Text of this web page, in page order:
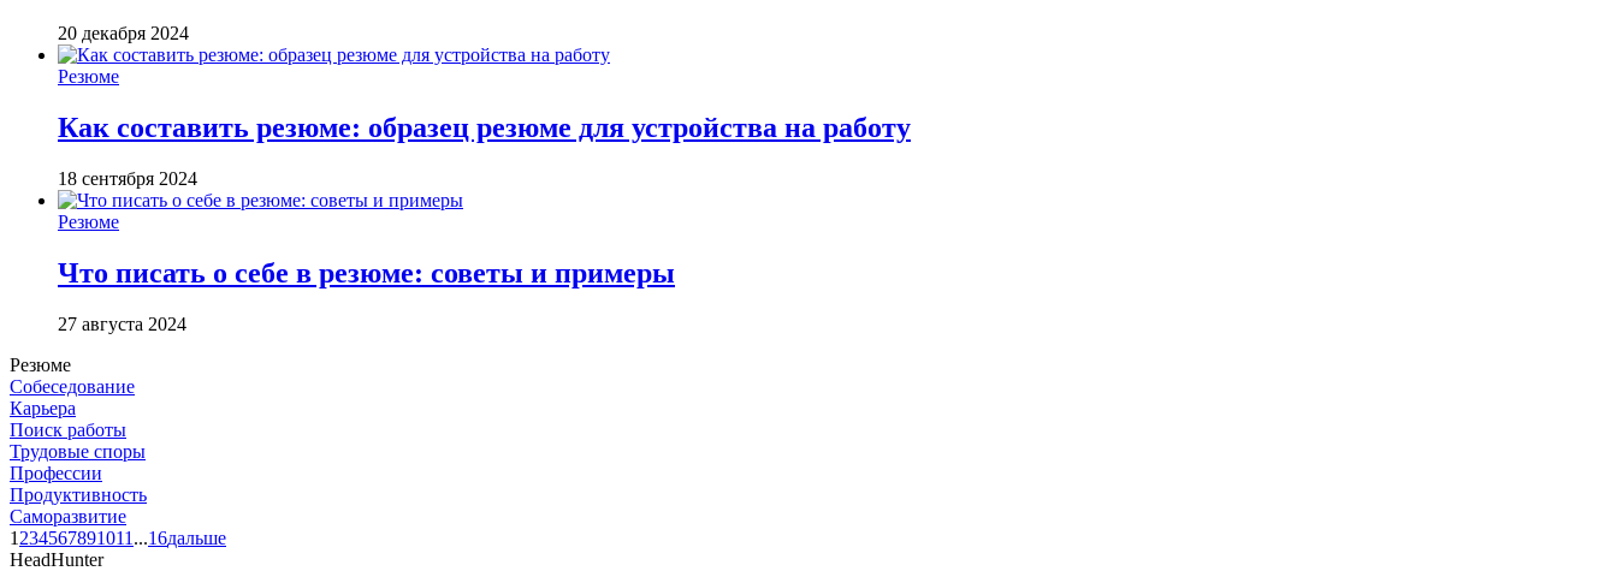
20 декабря 2024
Резюме
Как составить резюме: образец резюме для устройства на работу
18 сентября 2024
Резюме
Что писать о себе в резюме: советы и примеры
27 августа 2024
Резюме
Собеседование
Карьера
Поиск работы
Трудовые споры
Профессии
Продуктивность
Саморазвитие
1 234567891011 ...16дальше
HeadHunter